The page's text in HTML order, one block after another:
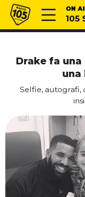
Vai al contenuto
Radio 105 ON
105
Drake fa
una
Selfie, autografi,